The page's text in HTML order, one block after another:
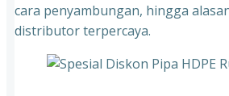
cara penyambungan, hingga
distributor terpercaya.